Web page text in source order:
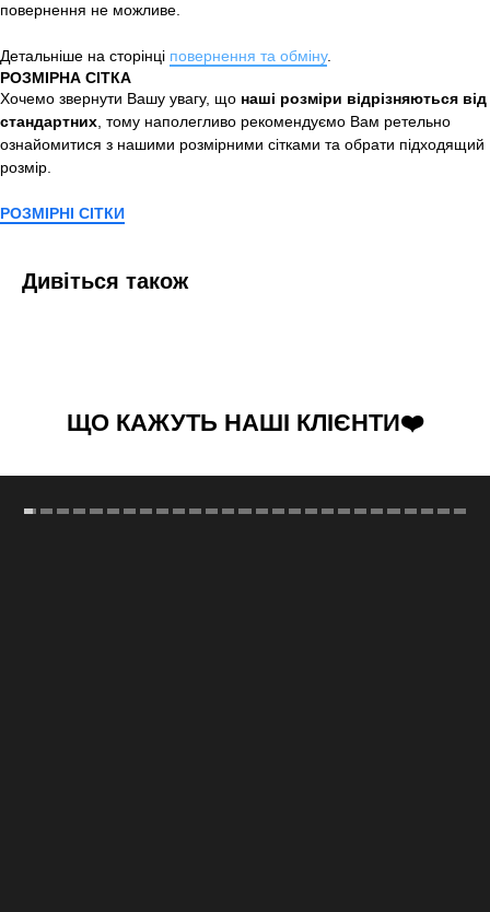
повернення не можливе.
Детальніше на сторінці повернення та обміну.
РОЗМІРНА СІТКА
Хочемо звернути Вашу увагу, що наші розміри відрізняються від
стандартних, тому наполегливо рекомендуємо Вам ретельно
ознайомитися з нашими розмірними сітками та обрати підходящий
розмір.
РОЗМІРНІ СІТКИ
Дивіться також
ЩО КАЖУТЬ НАШІ КЛІЄНТИ❤️